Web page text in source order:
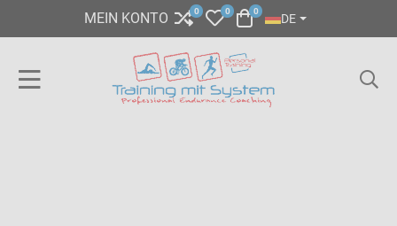
MEIN KONTO COMPARE
0 MY WISHLIST
0 WARENKORB
0SPRACHE
DE